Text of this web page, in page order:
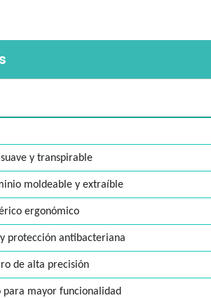
y transpirable
moldeable y extraíble
ergonómico
protección antibacteriana
de alta precisión
mayor funcionalidad